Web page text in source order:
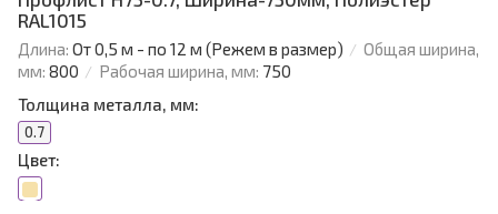
RAL1015
Длина: От 0,5 м - по 12 м (Режем в размер)
Общая ширина,
мм: 800 Рабочая ширина, мм: 750
Толщина металла, мм:
0.7
Цвет: